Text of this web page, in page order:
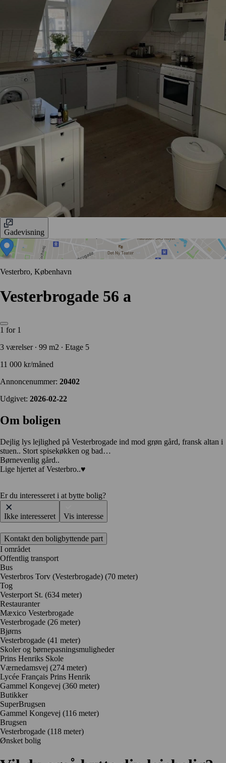
Gadevisning
Vesterbro, København
Vesterbrogade 56 a
1 for 1
3 værelser ∙ 99 m2 ∙ Etage 5
11 000 kr/måned
Annoncenummer: 20402
Udgivet: 2026-02-22
Om boligen
Dejlig lys lejlighed på Vesterbrogade ind mod grøn gård, fransk altan i
stuen.. Stort spisekøkken og bad…
Børnevenlig gård..
Lige hjertet af Vesterbro..♥️
Er du interesseret i at bytte bolig?
Ikke interesseret Vis interesse
Kontakt den boligbyttende part
I området
Offentlig transport
Bus
Vesterbros Torv (Vesterbrogade) (70 meter)
Tog
Vesterport St. (634 meter)
Restauranter
Mæxico Vesterbrogade
Vesterbrogade (26 meter)
Bjørns
Vesterbrogade (41 meter)
Skoler og børnepasningsmuligheder
Prins Henriks Skole
Værnedamsvej (274 meter)
Lycée Français Prins Henrik
Gammel Kongevej (360 meter)
Butikker
SuperBrugsen
Gammel Kongevej (116 meter)
Brugsen
Vesterbrogade (118 meter)
Ønsket bolig